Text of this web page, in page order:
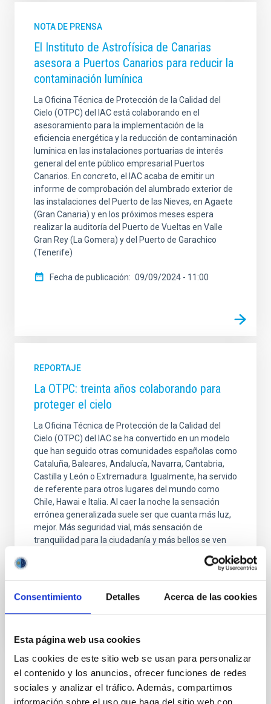
Consentimiento Detalles Acerca de las cookies
Esta página web usa cookies
Las cookies de este sitio web se usan para personalizar
el contenido y los anuncios, ofrecer funciones de redes
sociales y analizar el tráfico. Además, compartimos
NOTA DE PRENSA
El Instituto de Astrofísica de Canarias
asesora a Puertos Canarios para reducir la
contaminación lumínica
La Oficina Técnica de Protección de la Calidad del
Cielo (OTPC) del IAC está colaborando en el
asesoramiento para la implementación de la
eficiencia energética y la reducción de contaminación
lumínica en las instalaciones portuarias de interés
general del ente público empresarial Puertos
Canarios. En concreto, el IAC acaba de emitir un
informe de comprobación del alumbrado exterior de
las instalaciones del Puerto de las Nieves, en Agaete
(Gran Canaria) y en los próximos meses espera
realizar la auditoría del Puerto de Vueltas en Valle
Gran Rey (La Gomera) y del Puerto de Garachico
(Tenerife)
Fecha de publicación 09/09/2024 - 11:00
REPORTAJE
La OTPC: treinta años colaborando para
proteger el cielo
La Oficina Técnica de Protección de la Calidad del
Cielo (OTPC) del IAC se ha convertido en un modelo
que han seguido otras comunidades españolas como
Cataluña, Baleares, Andalucía, Navarra, Cantabria,
Castilla y León o Extremadura. Igualmente, ha servido
de referente para otros lugares del mundo como
Chile, Hawai e Italia. Al caer la noche la sensación
errónea generalizada suele ser que cuanta más luz,
mejor. Más seguridad vial, más sensación de
tranquilidad para la ciudadanía y más bellos se ven
TIPO DE NOTICIA
FOTONOTICIA